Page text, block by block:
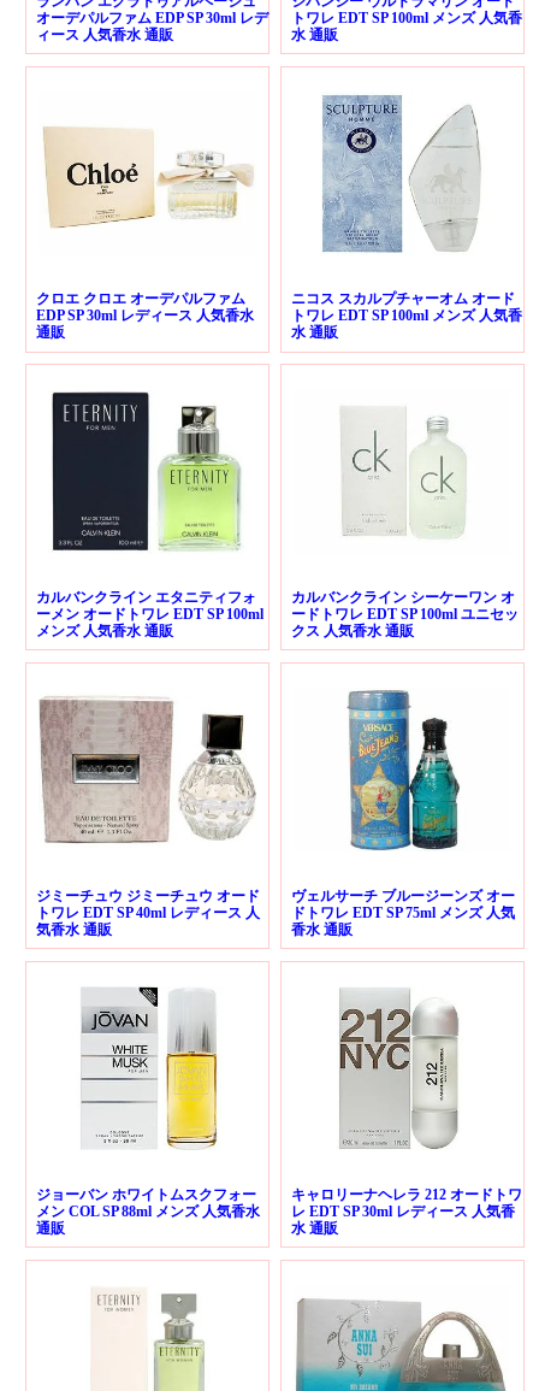
オーデパルファム EDP SP 30ml レデ
ィース 人気香水 通販
トワレ EDT SP 100ml メンズ 人気香
水 通販
クロエ クロエ オーデパルファム
EDP SP 30ml レディース 人気香水
通販
ニコス スカルプチャーオム オード
トワレ EDT SP 100ml メンズ 人気香
水 通販
カルバンクライン エタニティフォ
ーメン オードトワレ EDT SP 100ml
メンズ 人気香水 通販
カルバンクライン シーケーワン オ
ードトワレ EDT SP 100ml ユニセッ
クス 人気香水 通販
ジミーチュウ ジミーチュウ オード
トワレ EDT SP 40ml レディース 人
気香水 通販
ヴェルサーチ ブルージーンズ オー
ドトワレ EDT SP 75ml メンズ 人気
香水 通販
ジョーバン ホワイトムスクフォー
メン COL SP 88ml メンズ 人気香水
通販
キャロリーナヘレラ 212 オードトワ
レ EDT SP 30ml レディース 人気香
水 通販